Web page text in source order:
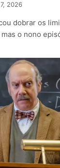
2026
dobrar os
o nono